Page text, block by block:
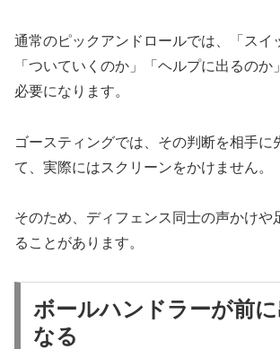
通常のピックアンドロールでは、「スイ
「ついていくのか」「ヘルプに出るの
必要になります。
ゴースティングでは、その判断を相手に
て、実際にはスクリーンをかけません。
そのため、ディフェンス同士の声かけや
ることがあります。
ボールハンドラーが前に
なる